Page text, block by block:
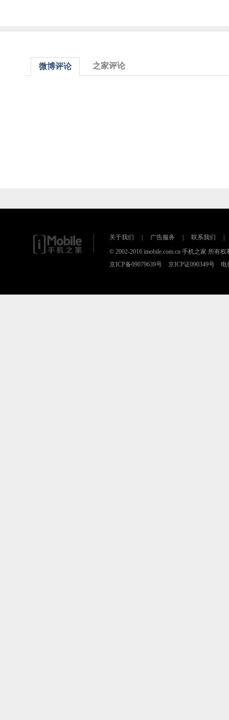
微博评论 之家评论
关于我们 广告服务 联系我们
© 2002-2016 imobile.com.cn 手机之家 所有权
京ICP备09079639号 京ICP证090349号 电